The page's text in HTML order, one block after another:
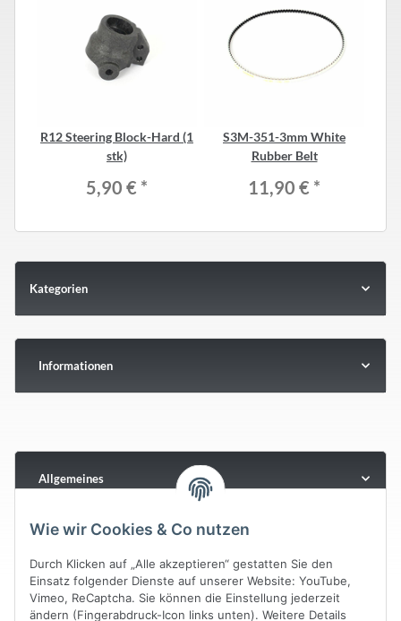
R12 Steering Block-Hard (1
stk)
5,90 € *
S3M-351-3mm White
Rubber Belt
11,90 € *
Kategorien
Informationen
Allgemeines
Wie wir Cookies & Co nutzen
Durch Klicken auf „Alle akzeptieren“ gestatten Sie den
Einsatz folgender Dienste auf unserer Website: YouTube,
Vimeo, ReCaptcha. Sie können die Einstellung jederzeit
ändern (Fingerabdruck-Icon links unten). Weitere Details